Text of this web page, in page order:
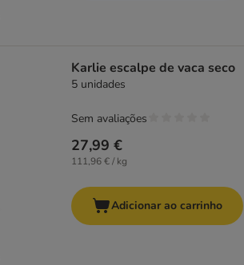
Karlie escalpe de vaca seco
5 unidades
27,99 €
111,96 € / kg
Sem avaliações
Adicionar ao carrinho